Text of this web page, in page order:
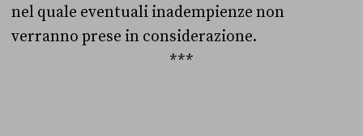
nel quale eventuali inadempienze non
verranno prese in considerazione.
***